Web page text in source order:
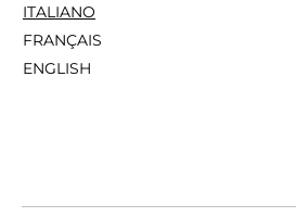
ITALIANO
FRANÇAIS
ENGLISH